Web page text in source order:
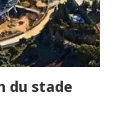
du stade